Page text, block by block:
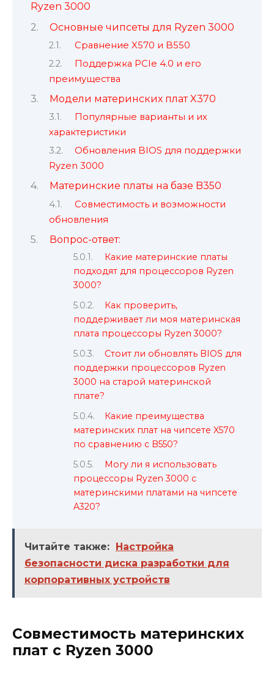
Ryzen 3000
Основные чипсеты для Ryzen 3000
Сравнение X570 и B550
Поддержка PCIe 4.0 и его
преимущества
Модели материнских плат X370
Популярные варианты и их
характеристики
Обновления BIOS для поддержки
Ryzen 3000
Материнские платы на базе B350
Совместимость и возможности
обновления
Вопрос-ответ:
Какие материнские платы
подходят для процессоров Ryzen
3000?
Как проверить,
поддерживает ли моя материнская
плата процессоры Ryzen 3000?
Стоит ли обновлять BIOS для
поддержки процессоров Ryzen
3000 на старой материнской
плате?
Какие преимущества
материнских плат на чипсете X570
по сравнению с B550?
Могу ли я использовать
процессоры Ryzen 3000 с
материнскими платами на чипсете
A320?
Читайте также:
Настройка
безопасности диска разработки для
корпоративных устройств
Совместимость материнских
плат с Ryzen 3000